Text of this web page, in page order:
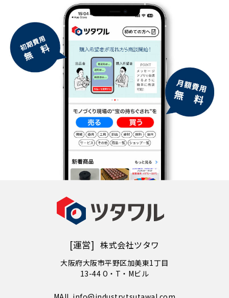
[運営] 株式会社ツタワ
大阪府大阪市平野区加美東1丁目
13-44 O・T・Mビル